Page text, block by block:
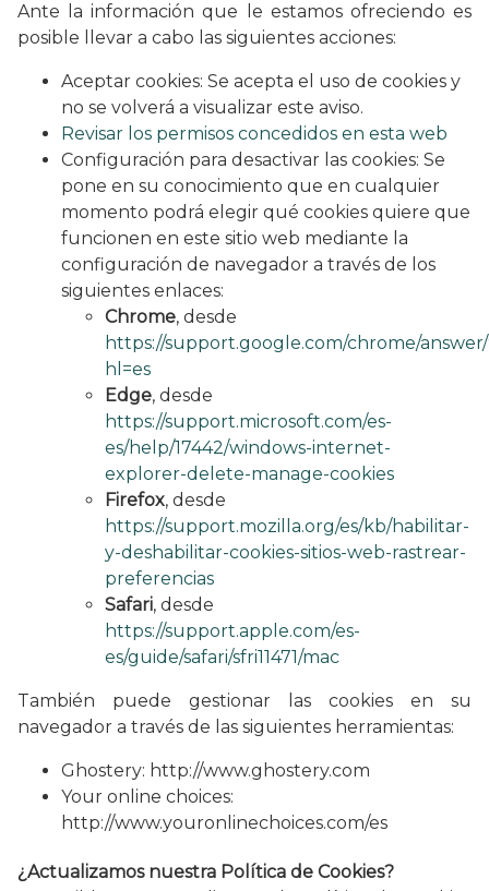
Ante la información que le estamos ofreciendo es
posible llevar a cabo las siguientes acciones:
Aceptar cookies: Se acepta el uso de cookies y
no se volverá a visualizar este aviso.
Revisar los permisos concedidos en esta web
Configuración para desactivar las cookies: Se
pone en su conocimiento que en cualquier
momento podrá elegir qué cookies quiere que
funcionen en este sitio web mediante la
configuración de navegador a través de los
siguientes enlaces:
Chrome, desde
https://support.google.com/chrome/answer/
hl=es
Edge, desde
https://support.microsoft.com/es-
es/help/17442/windows-internet-
explorer-delete-manage-cookies
Firefox, desde
https://support.mozilla.org/es/kb/habilitar-
y-deshabilitar-cookies-sitios-web-rastrear-
preferencias
Safari, desde
https://support.apple.com/es-
es/guide/safari/sfri11471/mac
También puede gestionar las cookies en su
navegador a través de las siguientes herramientas:
Ghostery: http://www.ghostery.com
Your online choices:
http://www.youronlinechoices.com/es
¿Actualizamos nuestra Política de Cookies?